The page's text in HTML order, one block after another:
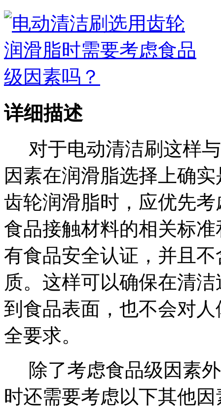
详细描述
对于电动清洁刷这样
因素在润滑脂选择上确
齿轮润滑脂时，应优先
食品接触材料的相关标
有食品安全认证，并且
质。这样可以确保在清
到食品表面，也不会对
全要求。
除了考虑食品级因素
时还需要考虑以下其他因